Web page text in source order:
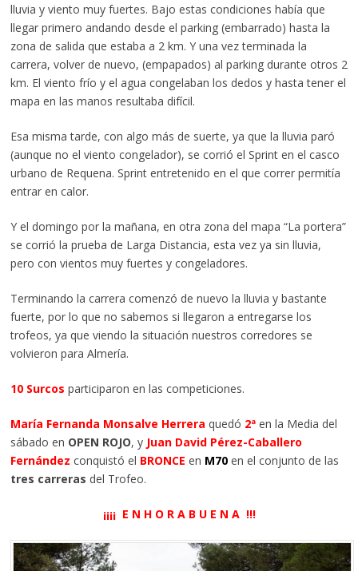
lluvia y viento muy fuertes. Bajo estas condiciones había que
llegar primero andando desde el parking (embarrado) hasta la
zona de salida que estaba a 2 km. Y una vez terminada la
carrera, volver de nuevo, (empapados) al parking durante otros 2
km. El viento frío y el agua congelaban los dedos y hasta tener el
mapa en las manos resultaba difícil.
Esa misma tarde, con algo más de suerte, ya que la lluvia paró
(aunque no el viento congelador), se corrió el Sprint en el casco
urbano de Requena. Sprint entretenido en el que correr permitía
entrar en calor.
Y el domingo por la mañana, en otra zona del mapa “La portera”
se corrió la prueba de Larga Distancia, esta vez ya sin lluvia,
pero con vientos muy fuertes y congeladores.
Terminando la carrera comenzó de nuevo la lluvia y bastante
fuerte, por lo que no sabemos si llegaron a entregarse los
trofeos, ya que viendo la situación nuestros corredores se
volvieron para Almería.
10 Surcos participaron en las competiciones.
María Fernanda Monsalve Herrera quedó 2ªen la Media del
sábado en OPEN ROJO, y Juan David Pérez-Caballero
Fernández conquistó el BRONCE en M70 en el conjunto de las
tres carreras del Trofeo.
¡¡¡¡ E N H O R A B U E N A !!!